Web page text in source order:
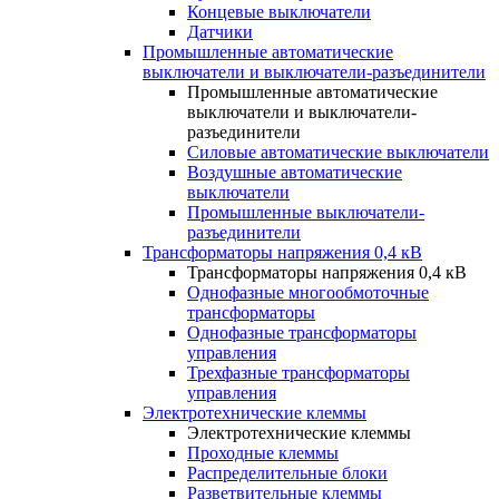
Концевые выключатели
Датчики
Промышленные автоматические
выключатели и выключатели-разъединители
Промышленные автоматические
выключатели и выключатели-
разъединители
Силовые автоматические выключатели
Воздушные автоматические
выключатели
Промышленные выключатели-
разъединители
Трансформаторы напряжения 0,4 кВ
Трансформаторы напряжения 0,4 кВ
Однофазные многообмоточные
трансформаторы
Однофазные трансформаторы
управления
Трехфазные трансформаторы
управления
Электротехнические клеммы
Электротехнические клеммы
Проходные клеммы
Распределительные блоки
Разветвительные клеммы